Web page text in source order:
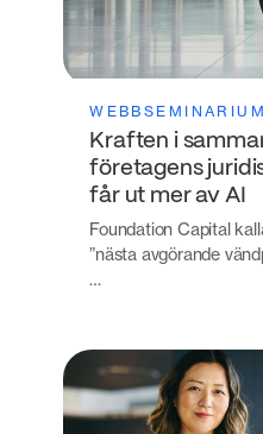
WEBBSEMINARIUM
Kraften i
företagens
får ut mer av AI
Foundation Capital
”nästa avgörande
…